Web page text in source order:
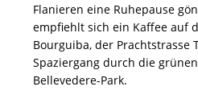
Flanieren eine Ruhepause
empfiehlt sich ein Kaffee auf
Bourguiba, der Prachtstrasse
Spaziergang durch die
Bellevedere-Park.